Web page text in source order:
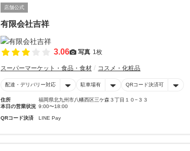
店舗公式
有限会社吉祥
3.06 写真 1枚
スーパーマーケット・食品・食材 コスメ・化粧品
配達・デリバリー対応 駐車場有 QRコード決済可
住所
福岡県北九州市八幡西区三ケ森３丁目１０−３３
本日の営業状況 9:00〜18:00
QRコード決済 LINE Pay